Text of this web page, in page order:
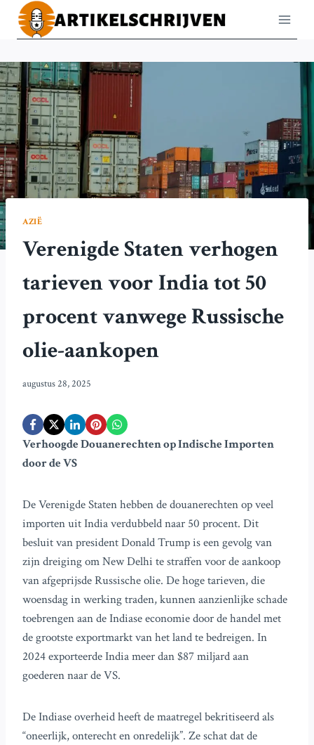
Doorgaan
naar
AZIË
Verenigde Staten verhogen
tarieven voor India tot 50
procent vanwege Russische
olie-aankopen
augustus 28, 2025
Verhoogde Douanerechten op Indische Importen
door de VS
De Verenigde Staten hebben de douanerechten op veel
importen uit India verdubbeld naar 50 procent. Dit
besluit van president Donald Trump is een gevolg van
zijn dreiging om New Delhi te straffen voor de aankoop
van afgeprijsde Russische olie. De hoge tarieven, die
woensdag in werking traden, kunnen aanzienlijke schade
toebrengen aan de Indiase economie door de handel met
de grootste exportmarkt van het land te bedreigen. In
2024 exporteerde India meer dan $87 miljard aan
goederen naar de VS.
De Indiase overheid heeft de maatregel bekritiseerd als
“oneerlijk, onterecht en onredelijk”. Ze schat dat de